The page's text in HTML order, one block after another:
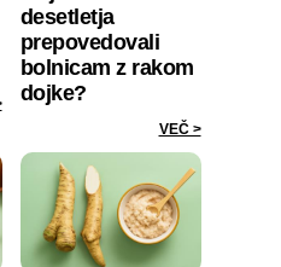
desetletja
prepovedovali
bolnicam z rakom
dojke?
VEČ >